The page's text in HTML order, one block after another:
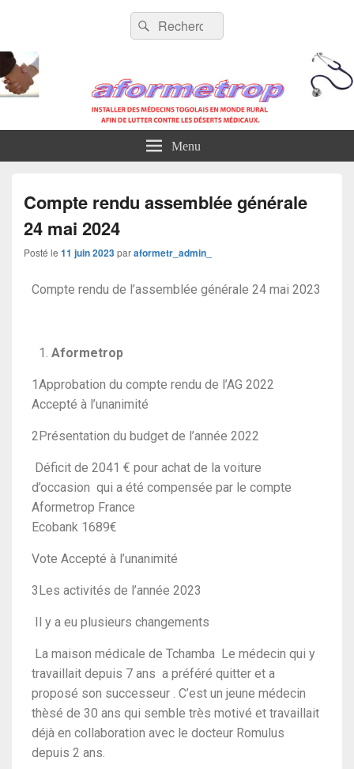
AFORMETROP
Menu
Compte rendu assemblée générale
24 mai 2024
Posté le 11 juin 2023paraformetr_admin_
Compte rendu de l’assemblée générale 24 mai 2023
Aformetrop
1Approbation du compte rendu de l’AG 2022
Accepté à l’unanimité
2Présentation du budget de l’année 2022
Déficit de 2041 € pour achat de la voiture
d’occasion qui a été compensée par le compte
Aformetrop France
Ecobank 1689€
Vote Accepté à l’unanimité
3Les activités de l’année 2023
Il y a eu plusieurs changements
La maison médicale de Tchamba Le médecin qui y
travaillait depuis 7 ans a préféré quitter et a
proposé son successeur . C’est un jeune médecin
thèsé de 30 ans qui semble très motivé et travaillait
déjà en collaboration avec le docteur Romulus
depuis 2 ans.